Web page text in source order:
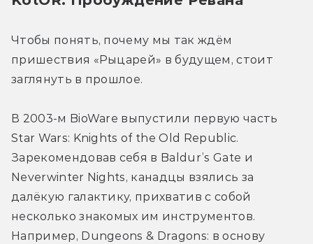
Чтобы понять, почему мы так ждём
пришествия «Рыцарей» в будущем, стоит
заглянуть в прошлое.
В 2003-м BioWare выпустили первую часть
Star Wars: Knights of the Old Republic.
Зарекомендовав себя в Baldur’s Gate и
Neverwinter Nights, канадцы взялись за
далёкую галактику, прихватив с собой
несколько знакомых им инструментов.
Например, Dungeons & Dragons: в основу